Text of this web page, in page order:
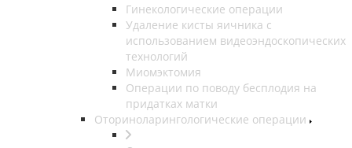
Гинекологические операции
Удаление кисты яичника с
использованием видеоэндоскопических
технологий
Миомэктомия
Операции по поводу бесплодия на
придатках матки
Оториноларингологические операции